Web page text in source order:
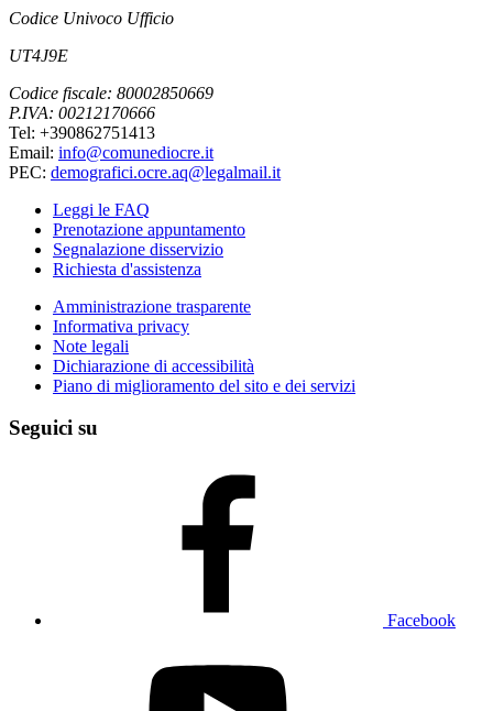
Codice Univoco Ufficio
UT4J9E
Codice fiscale: 80002850669
P.IVA: 00212170666
Tel: +390862751413
Email: info@comunediocre.it
PEC: demografici.ocre.aq@legalmail.it
Leggi le FAQ
Prenotazione appuntamento
Segnalazione disservizio
Richiesta d'assistenza
Amministrazione trasparente
Informativa privacy
Note legali
Dichiarazione di accessibilità
Piano di miglioramento del sito e dei servizi
Seguici su
Facebook